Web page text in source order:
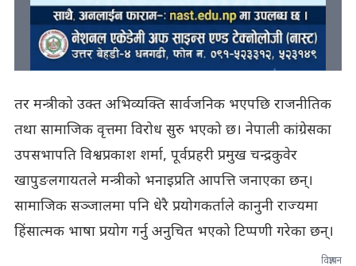
तर मन्त्रीको उक्त अभिव्यक्ति सार्वजनिक भएपछि राजनीतिक
तथा सामाजिक वृत्तमा विरोध सुरु भएको छ। नेपाली कांग्रेसका
उपसभापति विश्वप्रकाश शर्मा, पूर्वप्रहरी प्रमुख चन्द्रकुवेर
खापुङलगायतले मन्त्रीको भनाइप्रति आपत्ति जनाएका छन्।
सामाजिक सञ्जालमा पनि धेरै प्रयोगकर्ताले कानुनी राज्यमा
हिंसात्मक भाषा प्रयोग गर्नु अनुचित भएको टिप्पणी गरेका छन्।
विज्ञापन